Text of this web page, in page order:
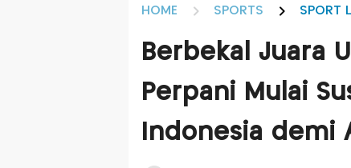
HOME SPORTS SPORT
Berbekal Juara
Perpani Mulai
Indonesia demi